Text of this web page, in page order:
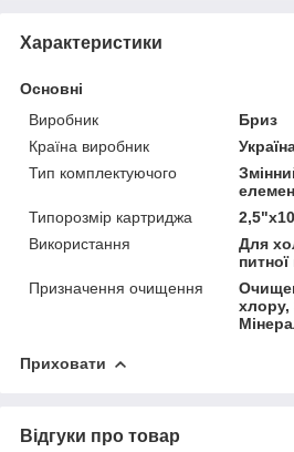
Характеристики
Основні
Виробник
Бриз
Країна виробник
Тип комплектуючого
Типорозмір картриджа
Використання
Для
Призначення очищення
Приховати
Відгуки про товар